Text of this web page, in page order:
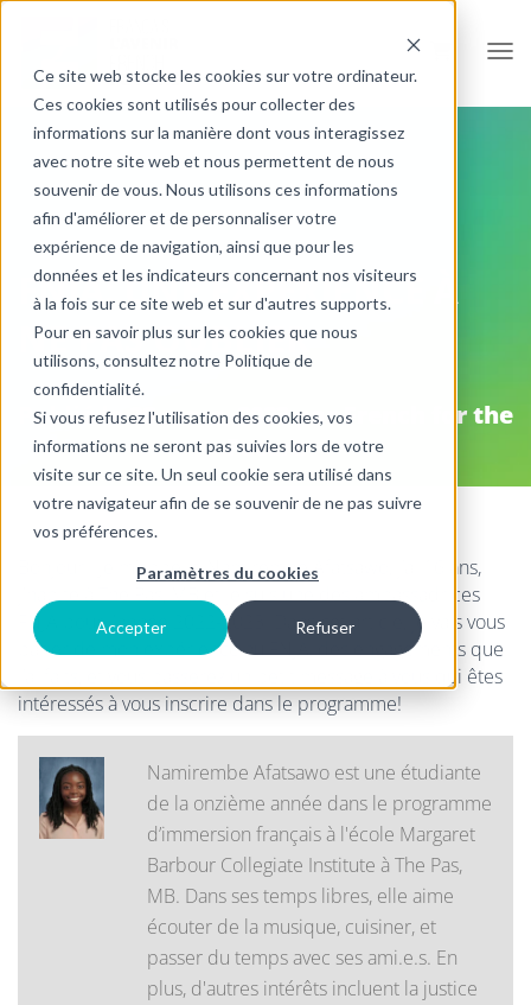
Ce site web stocke les cookies sur votre ordinateur.
Ces cookies sont utilisés pour collecter des
informations sur la manière dont vous interagissez
avec notre site web et nous permettent de nous
souvenir de vous. Nous utilisons ces informations
afin d'améliorer et de personnaliser votre
expérience de navigation, ainsi que pour les
données et les indicateurs concernant nos visiteurs
à la fois sur ce site web et sur d'autres supports.
Pour en savoir plus sur les cookies que nous
utilisons, consultez notre Politique de
confidentialité.
Si vous refusez l'utilisation des cookies, vos
informations ne seront pas suivies lors de votre
visite sur ce site. Un seul cookie sera utilisé dans
votre navigateur afin de se souvenir de ne pas suivre
vos préférences.
Paramètres du cookies
Accepter Refuser
FNJA: UNE EXPÉRIENCE À
NE PAS OUBLIER
Publié le28 mars, 2023parFrench for the
Future
Bonjour ! Je m’appelle Namirembe Afatsawo, j’ai 16 ans,
j'habite à The Pas, MB et je suis une des ambassadrices
FNJA pour l'année 2022-2023! Dans cet article, je vais vous
parler de mon expérience au FNJA, des engagements que
j’ai faits, et vous passerez un petit message à vous qui êtes
intéressés à vous inscrire dans le programme!
Namirembe Afatsawo est une étudiante
de la onzième année dans le programme
d’immersion français à l'école Margaret
Barbour Collegiate Institute à The Pas,
MB. Dans ses temps libres, elle aime
écouter de la musique, cuisiner, et
passer du temps avec ses ami.e.s. En
plus, d'autres intérêts incluent la justice